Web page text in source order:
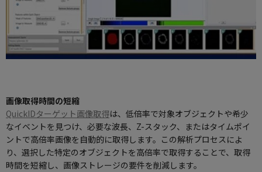
画像取得時間の短縮
QuickIDターゲット画像取得は、低倍率で対象オブジェクトや希少
なイベントを見つけ、必要な波長、Z-スタック、またはタイムポイ
ントで高倍率画像を自動的に取得します。この解析プロセスによ
り、選択した特定のオブジェクトを高倍率で取得することで、取得
時間を短縮し、画像ストレージの要件を削減します。